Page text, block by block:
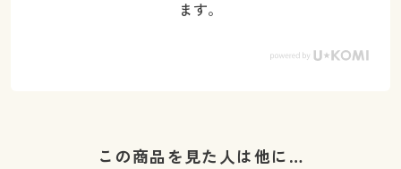
ます。
この商品を見た人は他に…